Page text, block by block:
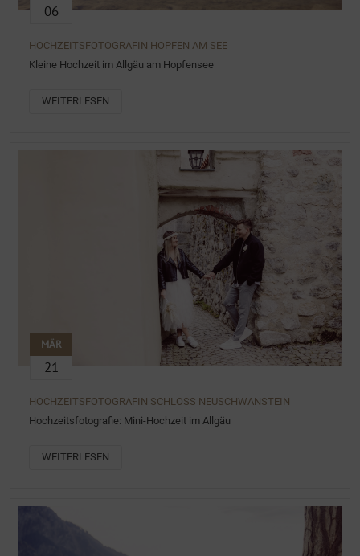
06
HOCHZEITSFOTOGRAFIN HOPFEN AM SEE
Kleine Hochzeit im Allgäu am Hopfensee
WEITERLESEN
MÄR
21
HOCHZEITSFOTOGRAFIN SCHLOSS NEUSCHWANSTEIN
Hochzeitsfotografie: Mini-Hochzeit im Allgäu
WEITERLESEN